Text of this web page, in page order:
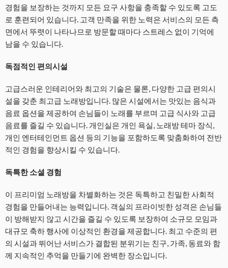
경험을 보장하는 것까지 모든 요구 사항을 충족할 수 있도록 고도
로 훈련되어 있습니다. 고객 만족을 위한 노력은 서비스의 모든 측
면에서 뚜렷이 나타나므로 방문할 때마다 스트레스 없이 기억에
남을 수 있습니다.
독점적인 편의시설
고급스러운 인테리어와 최고의 기술은 물론, 다양한 고급 편의시
설을 갖춘 최고급 노래방입니다. 많은 시설에서는 맛있는 음식과
음료 옵션을 제공하여 손님들이 노래를 부르며 고급 식사와 고급
음료를 즐길 수 있습니다. 개인실은 개인 욕실, 노래방 테마 장식,
개인 엔터테인먼트 옵션 등의 기능을 포함하도록 맞춤화하여 전반
적인 경험을 향상시킬 수 있습니다.
독특한 소셜 경험
이 프리미엄 노래방을 차별화하는 것은 독특하고 친밀한 사회적
경험을 만들어내는 능력입니다. 객실의 프라이빗한 성격은 손님들
이 방해받지 않고 시간을 즐길 수 있도록 보장하여 소규모 모임과
대규모 축하 행사에 이상적인 환경을 제공합니다. 최고 수준의 편
의 시설과 뛰어난 서비스가 결합된 분위기는 친구, 가족, 동료와 함
께 지속적인 추억을 만들기에 완벽한 장소입니다.